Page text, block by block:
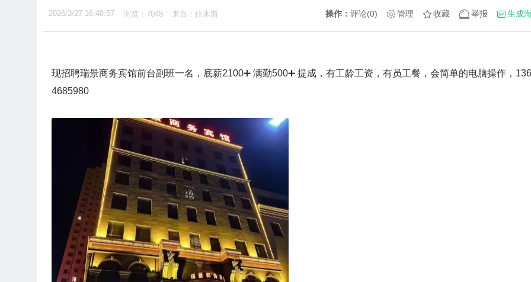
2026/3/27 16:48:57 浏览：7048 来自：佳木斯 操作： 评论(0) 管理 收藏 举报 生成
现招聘瑞景商务宾馆前台副班一名，底薪2100➕ 满勤500➕ 提成，有工龄工资，有员工餐，会简单的电脑操作，
4685980